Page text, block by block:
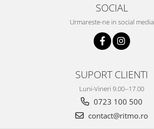
SOCIAL
Urmareste-ne in social media
SUPORT CLIENTI
Luni-Vineri 9.00--17.00
0723 100 500
contact@ritmo.ro